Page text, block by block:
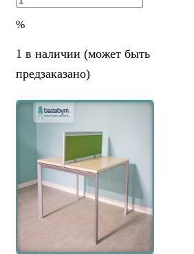
%
1 в наличии (может быть
предзаказано)